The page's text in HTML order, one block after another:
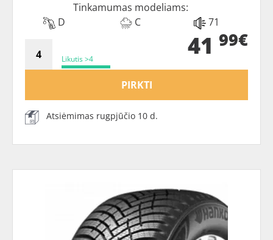
Tinkamumas modeliams:
D
C 71
Likutis >4 41 99€
PIRKTI
Atsiėmimas rugpjūčio 10 d.